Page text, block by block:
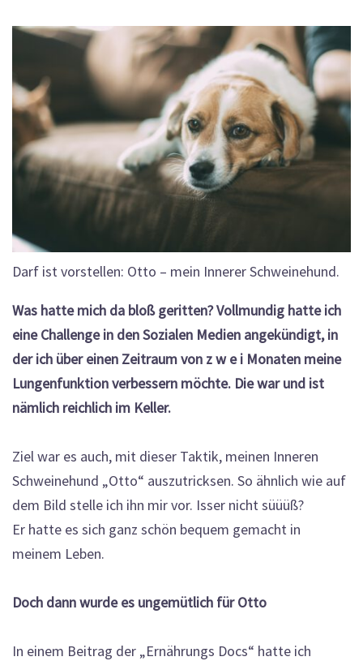
Darf ist vorstellen: Otto – mein Innerer Schweinehund.
Was hatte mich da bloß geritten? Vollmundig hatte ich
eine Challenge in den Sozialen Medien angekündigt, in
der ich über einen Zeitraum von z w e i Monaten meine
Lungenfunktion verbessern möchte. Die war und ist
nämlich reichlich im Keller.
Ziel war es auch, mit dieser Taktik, meinen Inneren
Schweinehund „Otto“ auszutricksen. So ähnlich wie auf
dem Bild stelle ich ihn mir vor. Isser nicht süüüß?
Er hatte es sich ganz schön bequem gemacht in
meinem Leben.
Doch dann wurde es ungemütlich für Otto
In einem Beitrag der „Ernährungs Docs“ hatte ich